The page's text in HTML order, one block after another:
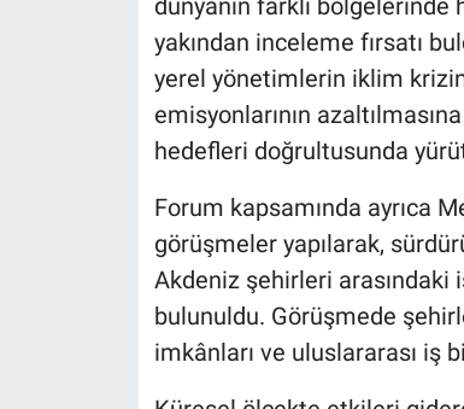
dünyanın farklı
yakından inceleme fırsatı
yerel yönetimlerin iklim
emisyonlarının
hedefleri doğrultusunda
Forum kapsamında ayrıca
görüşmeler yapılarak,
Akdeniz şehirleri
bulunuldu. Görüşmede
imkânları ve uluslararası iş